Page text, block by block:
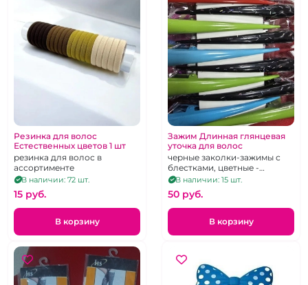
Резинка для волос
Естественных цветов 1 шт
резинка для волос в
ассортименте
В наличии: 72 шт.
15 pуб.
В корзину
Зажим Длинная глянцевая
уточка для волос
черные заколки-зажимы с
блестками, цветные -
глянцевые
В наличии: 15 шт.
50 pуб.
В корзину